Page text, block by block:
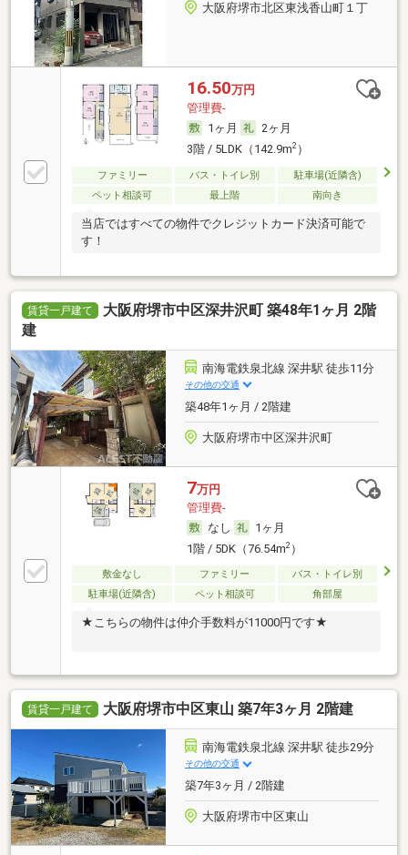
大阪府堺市北区東浅香山町１丁
16.50万円
管理費-
1ヶ月
2ヶ月
3階 / 5LDK（142.9m2）
ファミリー バス・トイレ別
駐車場(近隣含)
ペット相談可
最上階 南向き
当店ではすべての物件でクレジットカード決済可能で
す！
賃貸一戸建て
大阪府堺市中区深井沢町 築48年1ヶ月 2階
建
南海電鉄泉北線 深井駅 徒歩11分
その他の交通
築48年1ヶ月 / 2階建
大阪府堺市中区深井沢町
7万円
管理費-
なし
1ヶ月
1階 / 5DK（76.54m2）
敷金なし ファミリー
バス・トイレ別
駐車場(近隣含)
ペット相談可 角部屋
★こちらの物件は仲介手数料が11000円です★
賃貸一戸建て 大阪府堺市中区東山 築7年3ヶ月 2階建
南海電鉄泉北線 深井駅 徒歩29分
その他の交通
築7年3ヶ月 / 2階建
大阪府堺市中区東山